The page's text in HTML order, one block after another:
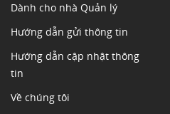
Dành cho nhà Quản lý
Hướng dẫn gửi thông tin
Hướng dẫn cập nhật thông
tin
Về chúng tôi